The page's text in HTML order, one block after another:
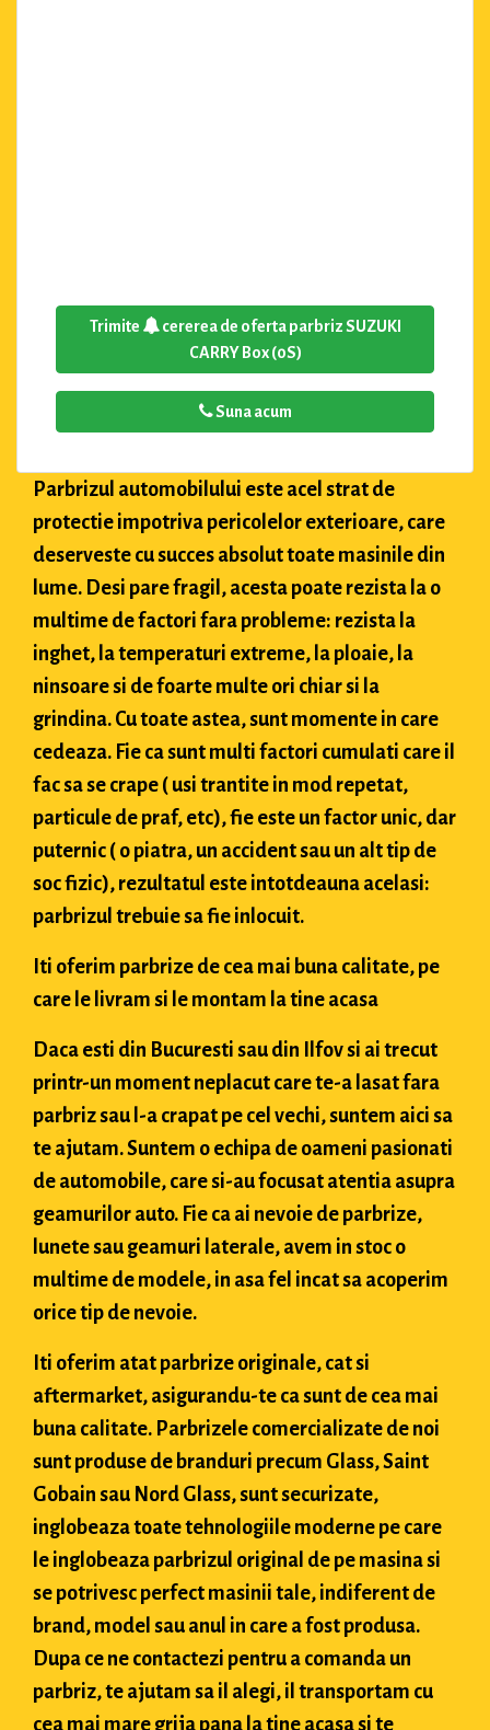
Trimite
cererea de oferta parbriz SUZUKI
CARRY Box (0S)
Suna acum
Parbrizul automobilului este acel strat de
protectie impotriva pericolelor exterioare, care
deserveste cu succes absolut toate masinile din
lume. Desi pare fragil, acesta poate rezista la o
multime de factori fara probleme: rezista la
inghet, la temperaturi extreme, la ploaie, la
ninsoare si de foarte multe ori chiar si la
grindina. Cu toate astea, sunt momente in care
cedeaza. Fie ca sunt multi factori cumulati care il
fac sa se crape ( usi trantite in mod repetat,
particule de praf, etc), fie este un factor unic, dar
puternic ( o piatra, un accident sau un alt tip de
soc fizic), rezultatul este intotdeauna acelasi:
parbrizul trebuie sa fie inlocuit.
Iti oferim parbrize de cea mai buna calitate, pe
care le livram si le montam la tine acasa
Daca esti din Bucuresti sau din Ilfov si ai trecut
printr-un moment neplacut care te-a lasat fara
parbriz sau l-a crapat pe cel vechi, suntem aici sa
te ajutam. Suntem o echipa de oameni pasionati
de automobile, care si-au focusat atentia asupra
geamurilor auto. Fie ca ai nevoie de parbrize,
lunete sau geamuri laterale, avem in stoc o
multime de modele, in asa fel incat sa acoperim
orice tip de nevoie.
Iti oferim atat parbrize originale, cat si
aftermarket, asigurandu-te ca sunt de cea mai
buna calitate. Parbrizele comercializate de noi
sunt produse de branduri precum Glass, Saint
Gobain sau Nord Glass, sunt securizate,
inglobeaza toate tehnologiile moderne pe care
le inglobeaza parbrizul original de pe masina si
se potrivesc perfect masinii tale, indiferent de
brand, model sau anul in care a fost produsa.
Dupa ce ne contactezi pentru a comanda un
parbriz, te ajutam sa il alegi, il transportam cu
cea mai mare grija pana la tine acasa si te